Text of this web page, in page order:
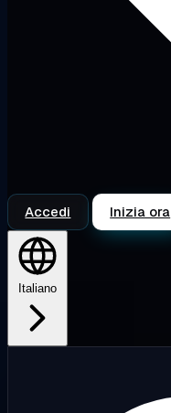
Accedi Inizia ora
Italiano